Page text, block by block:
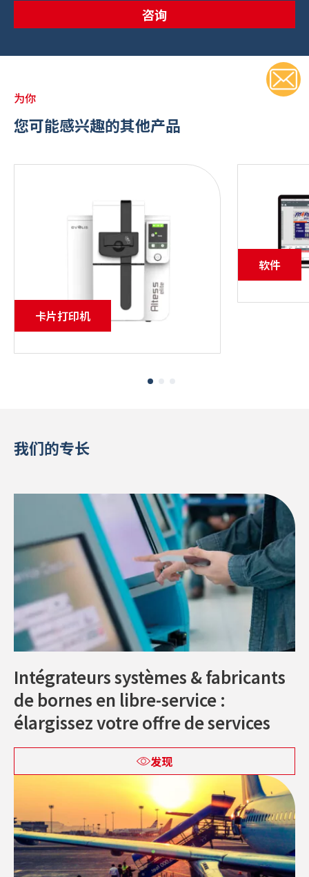
咨询
为你
您可能感兴趣的其他产品
卡片打印机
软件
我们的专长
Intégrateurs systèmes & fabricants
de bornes en libre-service :
élargissez votre offre de services
发现